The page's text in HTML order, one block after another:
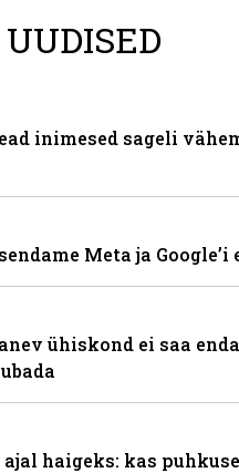
inimesed sageli
Meta ja
ühiskond ei saa
haigeks: kas